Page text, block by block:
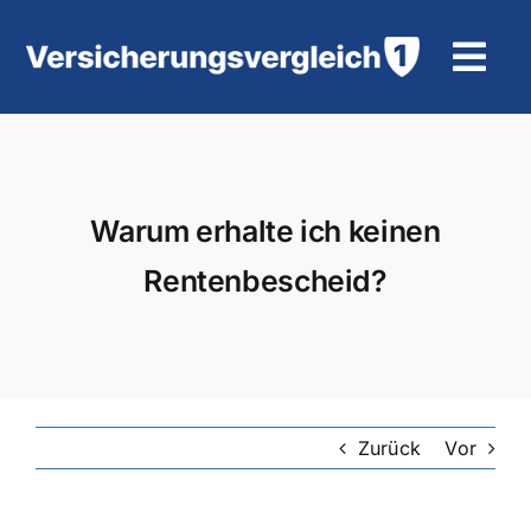
Inhalt
Motorradversicherung
Warum erhalte ich keinen
Rentenbescheid?
Zurück Vor